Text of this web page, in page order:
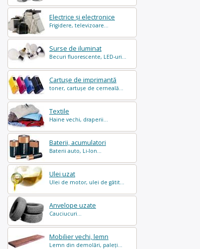
Electrice și electronice
Frigidere, televizoare...
Surse de iluminat
Becuri fluorescente, LED-uri...
Cartușe de imprimantă
toner, cartușe de cerneală...
Textile
Haine vechi, draperii...
Baterii, acumulatori
Baterii auto, Li-Ion...
Ulei uzat
Ulei de motor, ulei de gătit...
Anvelope uzate
Cauciucuri...
Mobilier vechi, lemn
Lemn din demolări, paleți...